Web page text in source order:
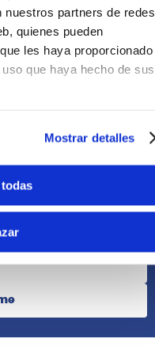
nuestros partners de redes
quienes pueden
les haya proporcionado
que haya hecho de sus
Mostrar detalles